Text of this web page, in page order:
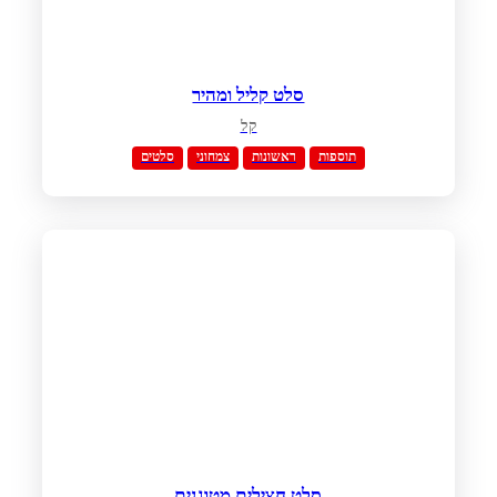
סלט קליל ומהיר
קל
סלטים צמחוני ראשונות תוספות